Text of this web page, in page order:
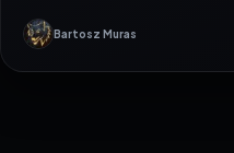
Bartosz Muras